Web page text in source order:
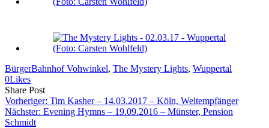
BürgerBahnhof Vohwinkel, The Mystery Lights, Wuppertal
0Likes
Share PostShare
on
Facebook
Copy
URL
to
Send
Link
via
Vorheriger: Tim Kasher – 14.03.2017 – Köln, Weltempfänger
Nächster: Evening Hymns – 19.09.2016 – Münster, Pension
Schmidt